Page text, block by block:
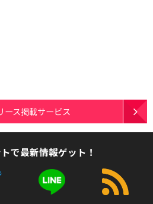
ース掲載サービス
で最新情報ゲット！